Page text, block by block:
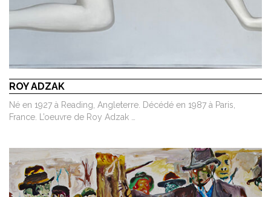
ROY ADZAK
Né en 1927 à Reading, Angleterre. Décédé en 1987 à Paris,
France. L’oeuvre de Roy Adzak …